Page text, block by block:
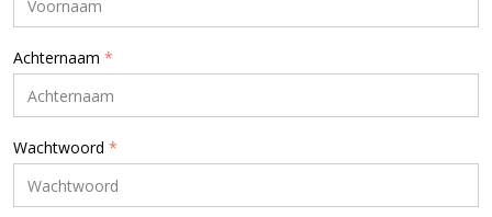
Achternaam *
Wachtwoord *